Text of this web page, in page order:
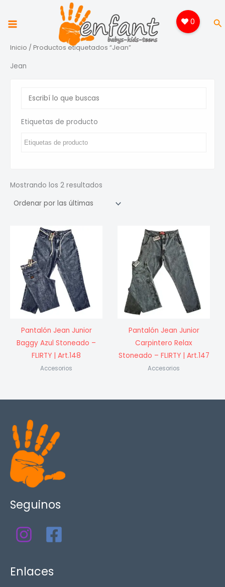
contenido
0
Inicio / Productos etiquetados “Jean”
Jean
Etiquetas de producto
Mostrando los 2 resultados
Pantalón Jean Junior
Baggy Azul Stoneado –
FLIRTY | Art.148
Accesorios
Pantalón Jean Junior
Carpintero Relax
Stoneado – FLIRTY | Art.147
Accesorios
Seguinos
Enlaces